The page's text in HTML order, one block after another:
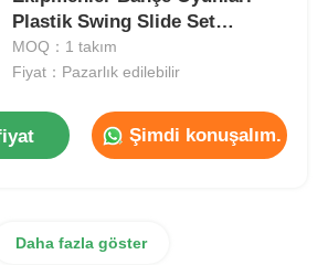
Plastik Swing Slide Set
Satılıyor
MOQ：1 takım
Fiyat：Pazarlık edilebilir
Şimdi konuşalım.
Daha fazla göster